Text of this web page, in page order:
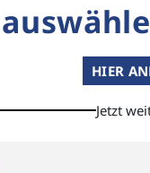
HIER
Jetzt